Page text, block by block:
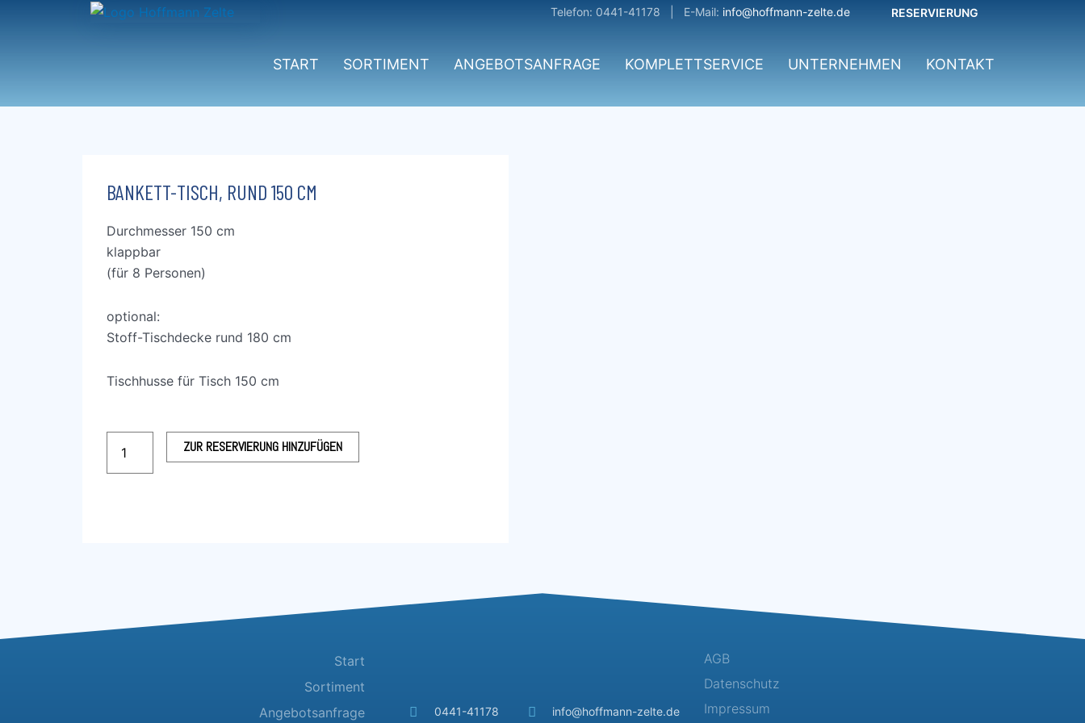
Telefon: 0441-41178 | E-Mail: info@hoffmann-zelte.de RESERVIERUNG
START SORTIMENT ANGEBOTSANFRAGE KOMPLETTSERVICE UNTERNEHMEN KONTAKT
BANKETT-TISCH, RUND 150 CM
Durchmesser 150 cm
klappbar
(für 8 Personen)
optional:
Stoff-Tischdecke rund 180 cm
Tischhusse für Tisch 150 cm
Tisch,
ZUR RESERVIERUNG HINZUFÜGEN
Start
Sortiment
Angebotsanfrage
0441-41178 info@hoffmann-zelte.de
AGB
Datenschutz
Impressum